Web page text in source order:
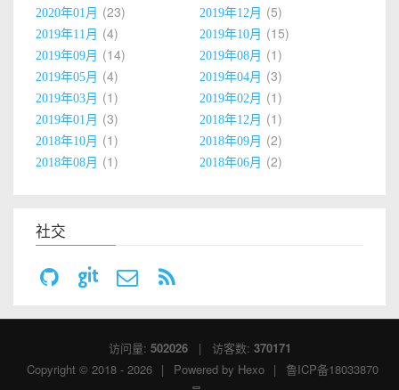
2020年01月 23 2019年12月 5
2019年11月 4 2019年10月 15
2019年09月 14 2019年08月 1
2019年05月 4 2019年04月 3
2019年03月 1 2019年02月 1
2019年01月 3 2018年12月 1
2018年10月 1 2018年09月 2
2018年08月 1 2018年06月 2
社交
访问量: 502026| 访客数: 370171
Copyright © 2018 - 2026 | Powered by Hexo |
鲁ICP备18033870